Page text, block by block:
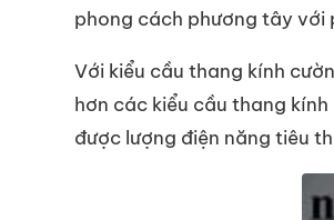
phong cách phương tây với
Với kiểu cầu thang kính
hơn các kiểu cầu thang
được lượng điện năng tiêu